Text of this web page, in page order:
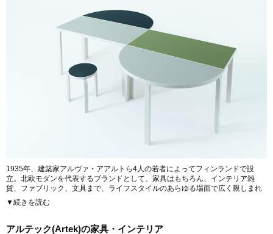
1935年、建築家アルヴァ・アアルトら4人の若者によってフィンランドで設
立。北欧モダンを代表するブランドとして、家具はもちろん、インテリア雑
貨、ファブリック、文具まで、ライフスタイルのあらゆる場面で広く親しまれ
る。
う曲げ技法を開発。安定した品質での大量供給を可能とし、Stool 60をはじめ
▼続きを読む
アルテック(Artek)の家具・インテリア